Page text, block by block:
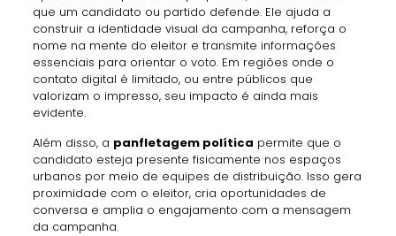
que um candidato ou partido defende. Ele ajuda a
construir a identidade visual da campanha, reforça o
nome na mente do eleitor e transmite informações
essenciais para orientar o voto. Em regiões onde o
contato digital é limitado, ou entre públicos que
valorizam o impresso, seu impacto é ainda mais
evidente.
Além disso, a panfletagem política permite que o
candidato esteja presente fisicamente nos espaços
urbanos por meio de equipes de distribuição. Isso gera
proximidade com o eleitor, cria oportunidades de
conversa e amplia o engajamento com a mensagem
da campanha.